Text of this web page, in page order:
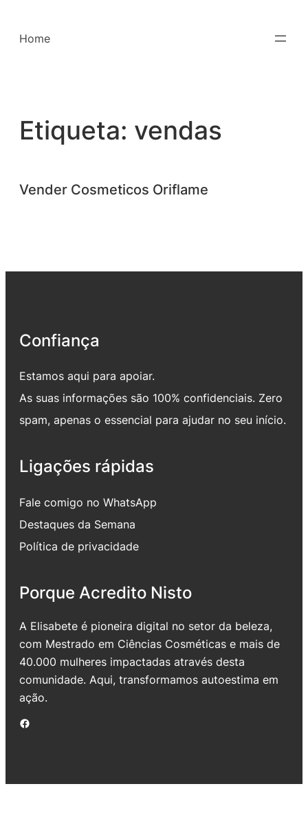
para
Home
Etiqueta: vendas
Vender Cosmeticos Oriflame
Confiança
Estamos aqui para apoiar.
As suas informações são 100% confidenciais. Zero
spam, apenas o essencial para ajudar no seu início.
Ligações rápidas
Fale comigo no WhatsApp
Destaques da Semana
Política de privacidade
Porque Acredito Nisto
A Elisabete é pioneira digital no setor da beleza,
com Mestrado em Ciências Cosméticas e mais de
40.000 mulheres impactadas através desta
comunidade. Aqui, transformamos autoestima em
ação.
Facebook